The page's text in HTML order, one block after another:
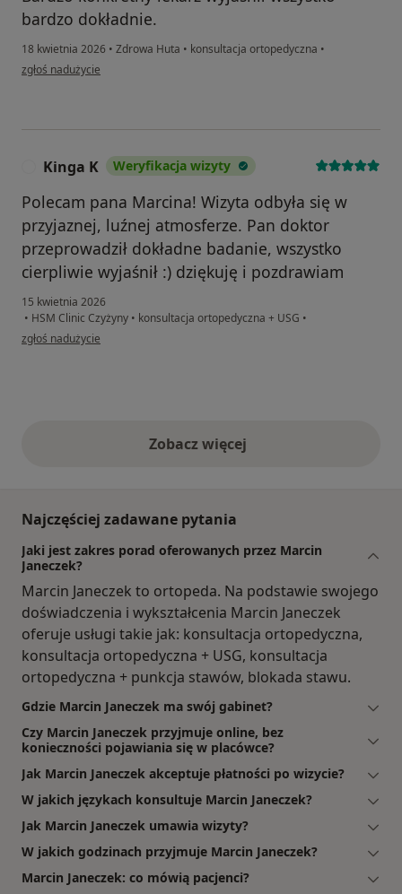
bardzo dokładnie.
18 kwietnia 2026 • Zdrowa Huta • konsultacja ortopedyczna •
w opinii użytkownika Wojciech
zgłoś nadużycie
Kinga K Weryfikacja wizyty
Polecam pana Marcina! Wizyta odbyła się w
przyjaznej, luźnej atmosferze. Pan doktor
przeprowadził dokładne badanie, wszystko
cierpliwie wyjaśnił :) dziękuję i pozdrawiam
15 kwietnia 2026
• HSM Clinic Czyżyny • konsultacja ortopedyczna + USG •
w opinii użytkownika Kinga K
zgłoś nadużycie
Zobacz więcejopinie powyżej
Najczęściej zadawane pytania
Jaki jest zakres porad oferowanych przez Marcin
Janeczek?
Marcin Janeczek to ortopeda. Na podstawie swojego
doświadczenia i wykształcenia Marcin Janeczek
oferuje usługi takie jak: konsultacja ortopedyczna,
konsultacja ortopedyczna + USG, konsultacja
ortopedyczna + punkcja stawów, blokada stawu.
Gdzie Marcin Janeczek ma swój gabinet?
Czy Marcin Janeczek przyjmuje online, bez
konieczności pojawiania się w placówce?
Jak Marcin Janeczek akceptuje płatności po wizycie?
W jakich językach konsultuje Marcin Janeczek?
Jak Marcin Janeczek umawia wizyty?
W jakich godzinach przyjmuje Marcin Janeczek?
Marcin Janeczek: co mówią pacjenci?